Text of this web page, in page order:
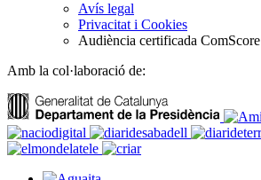
Avís legal
Privacitat i Cookies
Audiència certificada ComScore
Amb la col·laboració de: